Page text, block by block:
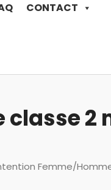
CONTACT
2
Femme/